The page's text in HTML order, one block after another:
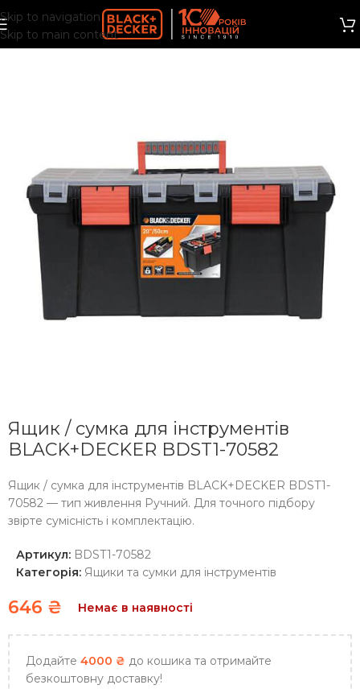
Skip to navigation
Skip to main content
Ящик / сумка для інструментів
BLACK+DECKER BDST1-70582
Ящик / сумка для інструментів BLACK+DECKER BDST1-
70582 — тип живлення Ручний. Для точного підбору
звірте сумісність і комплектацію.
Артикул: BDST1-70582
Категорія: Ящики та сумки для інструментів
646 ₴ Немає в наявності
Додайте 4000 ₴ до кошика та отримайте
безкоштовну доставку!